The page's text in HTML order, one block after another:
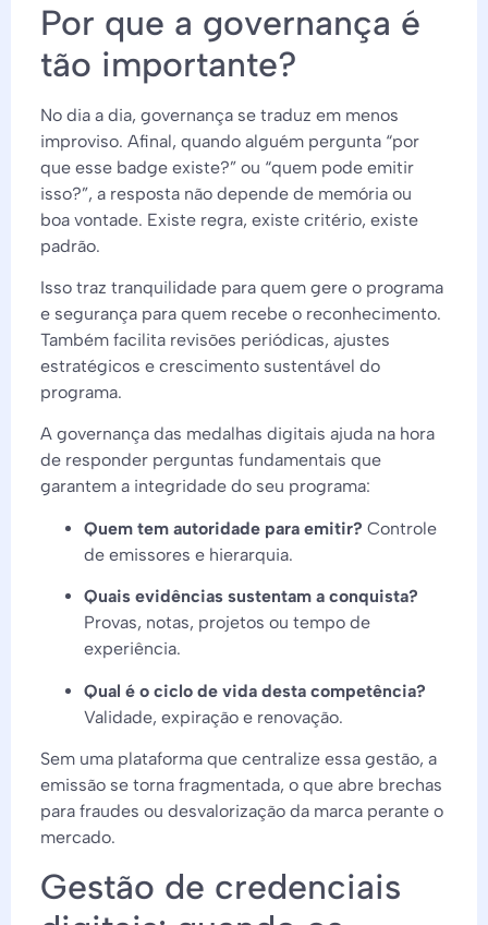
Por que a governança é
tão importante?
No dia a dia, governança se traduz em menos
improviso. Afinal, quando alguém pergunta “por
que esse badge existe?” ou “quem pode emitir
isso?”, a resposta não depende de memória ou
boa vontade. Existe regra, existe critério, existe
padrão.
Isso traz tranquilidade para quem gere o programa
e segurança para quem recebe o reconhecimento.
Também facilita revisões periódicas, ajustes
estratégicos e crescimento sustentável do
programa.
A governança das medalhas digitais ajuda na hora
de responder perguntas fundamentais que
garantem a integridade do seu programa:
Quem tem autoridade para emitir? Controle
de emissores e hierarquia.
Quais evidências sustentam a conquista?
Provas, notas, projetos ou tempo de
experiência.
Qual é o ciclo de vida desta competência?
Validade, expiração e renovação.
Sem uma plataforma que centralize essa gestão, a
emissão se torna fragmentada, o que abre brechas
para fraudes ou desvalorização da marca perante o
mercado.
Gestão de credenciais